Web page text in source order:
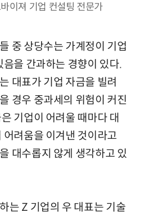
이져 기업 컨설팅 전문가
중 상당수는 가계정이 기업
을 간과하는 경향이 있다.
대표가 기업 자금을 빌려
경우 중과세의 위험이 커진
기업이 어려울 때마다 대
려움을 이겨낸 것이라고
대수롭지 않게 생각하고 있
는 Z 기업의 우 대표는 기술